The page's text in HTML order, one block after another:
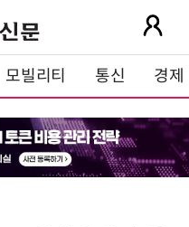
모빌리티 통신 경제